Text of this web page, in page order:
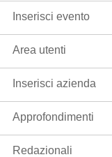
Inserisci evento
Area utenti
Inserisci azienda
Approfondimenti
Redazionali